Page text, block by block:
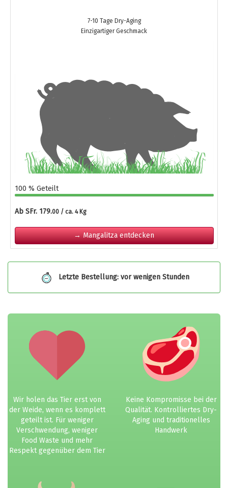
7-10 Tage Dry-Aging
Einzigartiger Geschmack
100 % Geteilt
Ab SFr. 179.00 / ca. 4 Kg
→ Mangalitza entdecken
Letzte Bestellung: vor wenigen Stunden
Wir holen das Tier erst von
der Weide, wenn es komplett
geteilt ist. Für weniger
Verschwendung, weniger
Food Waste und mehr
Respekt gegenüber dem Tier
Keine Kompromisse bei der
Qualität. Kontrolliertes Dry-
Aging und traditionelles
Handwerk